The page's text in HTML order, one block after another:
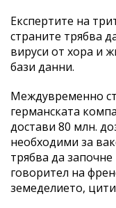
Експертите на
страните трябва
вируси от хора и
бази данни.
Междувременно
германската
достави 80 млн.
необходими за
трябва да
говорител на
земеделието,